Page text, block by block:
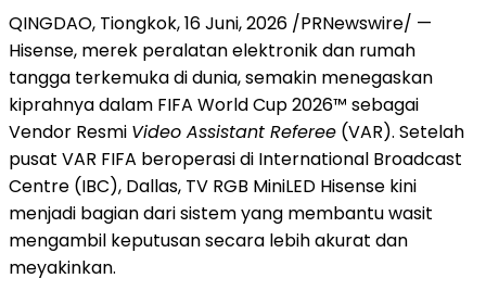
QINGDAO, Tiongkok,16 Juni, 2026 /PRNewswire/ —
Hisense, merek peralatan elektronik dan rumah
tangga terkemuka di dunia, semakin menegaskan
kiprahnya dalam FIFA World Cup 2026™ sebagai
Vendor Resmi Video Assistant Referee (VAR). Setelah
pusat VAR FIFA beroperasi di International Broadcast
Centre (IBC), Dallas, TV RGB MiniLED Hisense kini
menjadi bagian dari sistem yang membantu wasit
mengambil keputusan secara lebih akurat dan
meyakinkan.